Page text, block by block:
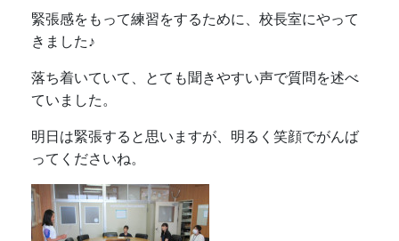
緊張感をもって練習をするために、校長室にやって
きました♪
落ち着いていて、とても聞きやすい声で質問を述べ
ていました。
明日は緊張すると思いますが、明るく笑顔でがんば
ってくださいね。